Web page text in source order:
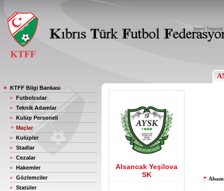
KTFF Bilgi Bankası
Futbolcular
Teknik Adamlar
Kulüp Personeli
Maçlar
Kulüpler
Stadlar
Cezalar
Hakemler
Gözlemciler
Statüler
Alsancak Yeşilova
SK